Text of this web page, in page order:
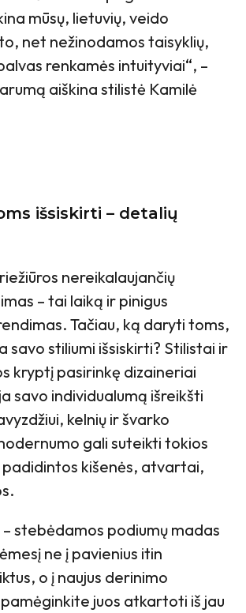
mūsų, lietuvių, veido
net nežinodamos taisyklių,
renkamės intuityviai“, –
aiškina stilistė Kamilė
išsiskirti – detalių
nereikalaujančių
– tai laiką ir pinigus
Tačiau, ką daryti toms,
savo stiliumi išsiskirti? Stilistai ir
kryptį pasirinkę dizaineriai
savo individualumą išreikšti
kelnių ir švarko
gali suteikti tokios
kišenės, atvartai,
stebėdamos podiumų madas
ne į pavienius itin
o į naujus derinimo
juos atkartoti iš jau